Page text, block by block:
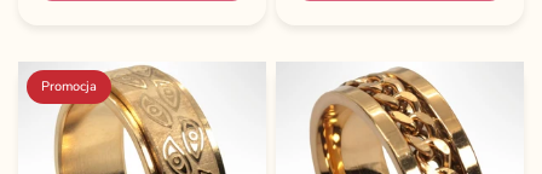
Promocja